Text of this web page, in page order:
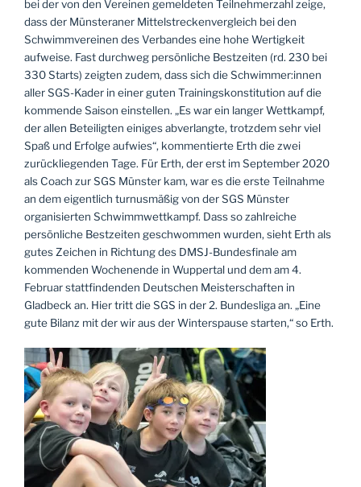
bei der von den Vereinen gemeldeten Teilnehmerzahl zeige,
dass der Münsteraner Mittelstreckenvergleich bei den
Schwimmvereinen des Verbandes eine hohe Wertigkeit
aufweise. Fast durchweg persönliche Bestzeiten (rd. 230 bei
330 Starts) zeigten zudem, dass sich die Schwimmer:innen
aller SGS-Kader in einer guten Trainingskonstitution auf die
kommende Saison einstellen. „Es war ein langer Wettkampf,
der allen Beteiligten einiges abverlangte, trotzdem sehr viel
Spaß und Erfolge aufwies“, kommentierte Erth die zwei
zurückliegenden Tage. Für Erth, der erst im September 2020
als Coach zur SGS Münster kam, war es die erste Teilnahme
an dem eigentlich turnusmäßig von der SGS Münster
organisierten Schwimmwettkampf. Dass so zahlreiche
persönliche Bestzeiten geschwommen wurden, sieht Erth als
gutes Zeichen in Richtung des DMSJ-Bundesfinale am
kommenden Wochenende in Wuppertal und dem am 4.
Februar stattfindenden Deutschen Meisterschaften in
Gladbeck an. Hier tritt die SGS in der 2. Bundesliga an. „Eine
gute Bilanz mit der wir aus der Winterspause starten,“ so Erth.